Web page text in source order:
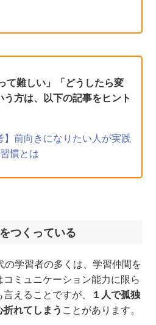
て難しい」「どうしたら変
方は、以下の記事をヒント
】前向きになりたい人が実践
慣とは
つくっている
の学習者の多くは、学習仲間を
ミュニケーション能力に限ら
えることですが、
１人で孤独
れてしまう ことがあります。